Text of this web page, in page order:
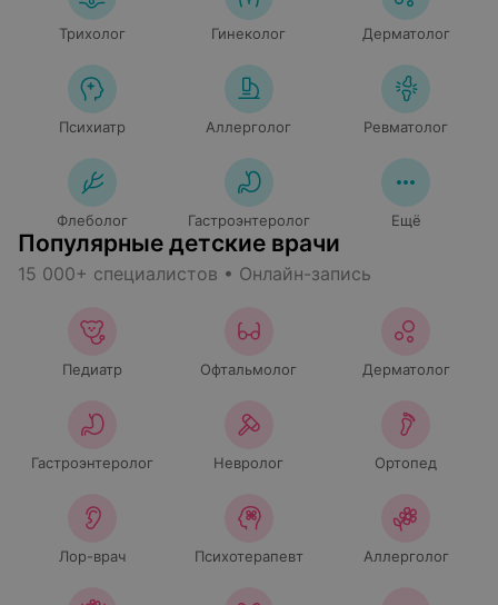
Трихолог Гинеколог Дерматолог
Психиатр Аллерголог Ревматолог
Флеболог Гастроэнтеролог Ещё
Популярные детские врачи
15 000+ специалистов • Онлайн-запись
Педиатр Офтальмолог Дерматолог
Гастроэнтеролог Невролог Ортопед
Лор-врач Психотерапевт Аллерголог